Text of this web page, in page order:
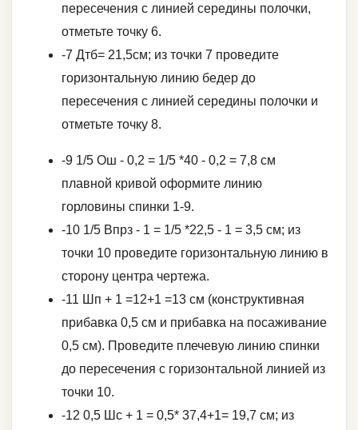
пересечения с линией середины полочки,
отметьте точку 6.
-7 Дтб= 21,5см; из точки 7 проведите
горизонтальную линию бедер до
пересечения с линией середины полочки и
отметьте точку 8.
-9 1/5 Ош - 0,2 = 1/5 *40 - 0,2 = 7,8 см
плавной кривой оформите линию
горловины спинки 1-9.
-10 1/5 Впрз - 1 = 1/5 *22,5 - 1 = 3,5 см; из
точки 10 проведите горизонтальную линию в
сторону центра чертежа.
-11 Шп + 1 =12+1 =13 см (конструктивная
прибавка 0,5 см и прибавка на посаживание
0,5 см). Проведите плечевую линию спинки
до пересечения с горизонтальной линией из
точки 10.
-12 0,5 Шс + 1 = 0,5* 37,4+1= 19,7 см; из